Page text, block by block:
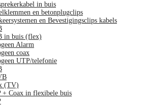
in buis
en betonplugclips
en Bevestigingsclips kabels
in buis (flex)
Alarm
coax
UTP/telefonie
(TV)
+ Coax in flexibele buis